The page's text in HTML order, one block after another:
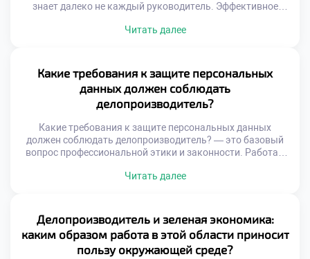
знает далеко не каждый руководитель. Эффективное
успешной работы всей компании. Документооборот
определяет скорость бизнес-процессов и общую
результативность. Конфликты и задержки часто
возникают из-за непонимания специфики смежных
функций. Сотрудники видят только свою […]
Читать далее
Какие требования к защите персональных
данных должен соблюдать
делопроизводитель?
Какие требования к защите персональных данных
должен соблюдать делопроизводитель? — это базовый
вопрос профессиональной этики и законности. Работа с
информации сотрудников и клиентов. Нарушение
Делопроизводитель выступает первым рубежом защиты
чувствительных сведений. Понимание норм безопасности
является обязательной компетенцией современного
сотрудника. […]
Читать далее
Делопроизводитель и зеленая экономика:
каким образом работа в этой области приносит
пользу окружающей среде?